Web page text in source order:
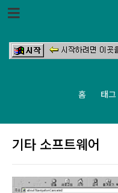
본문 바로가기
홈 태그
기타 소프트웨어